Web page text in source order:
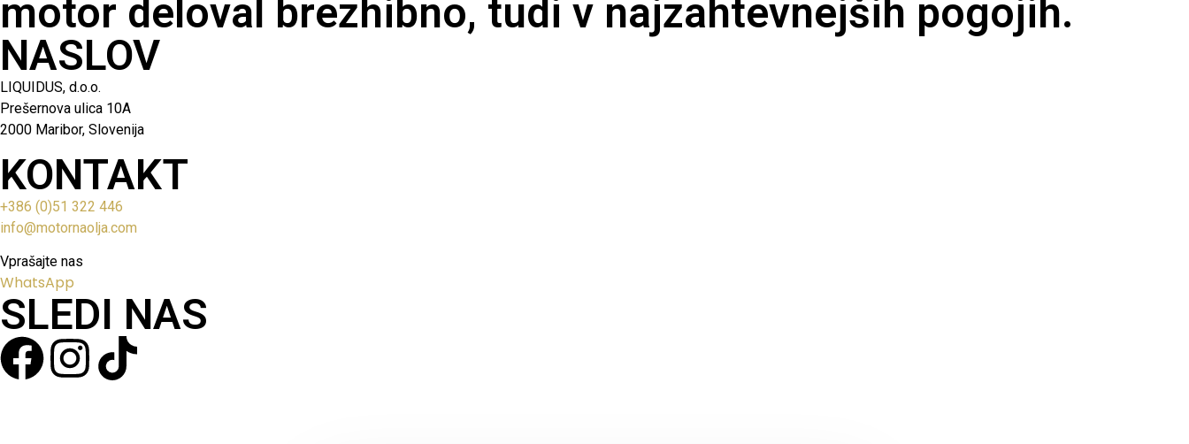
motor deloval brezhibno, tudi v najzahtevnejših pogojih.
NASLOV
LIQUIDUS, d.o.o.
Prešernova ulica 10A
2000 Maribor, Slovenija
KONTAKT
+386 (0)51 322 446
info@motornaolja.com
Vprašajte nas
WhatsApp
SLEDI NAS